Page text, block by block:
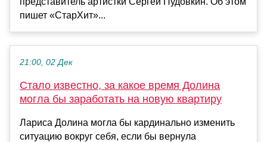
пишет «СтарХит»...
21:00, 02 Дек
Стало известно, за какое время Долина
могла бы заработать на новую квартиру
Лариса Долина могла бы кардинально изменить
ситуацию вокруг себя, если бы вернула